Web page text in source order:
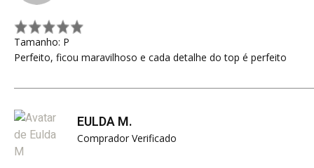
Tamanho: P
Perfeito, ficou maravilhoso e cada detalhe do top é perfeito
EULDA M.
Comprador Verificado